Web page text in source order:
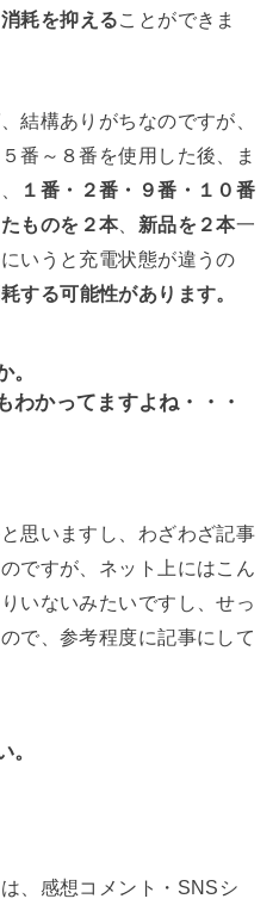
耗を抑えることができま
結構ありがちなのですが、
番～８番を使用した後、ま
１番・２番・９番・１０番
ものを２本、 新品を２本一
いうと充電状態が違うの
する可能性があります。
わかってますよね・・・
思いますし、わざわざ記事
ですが、ネット上にはこん
いないみたいですし、せっ
で、参考程度に記事にして
、感想コメント・SNSシ